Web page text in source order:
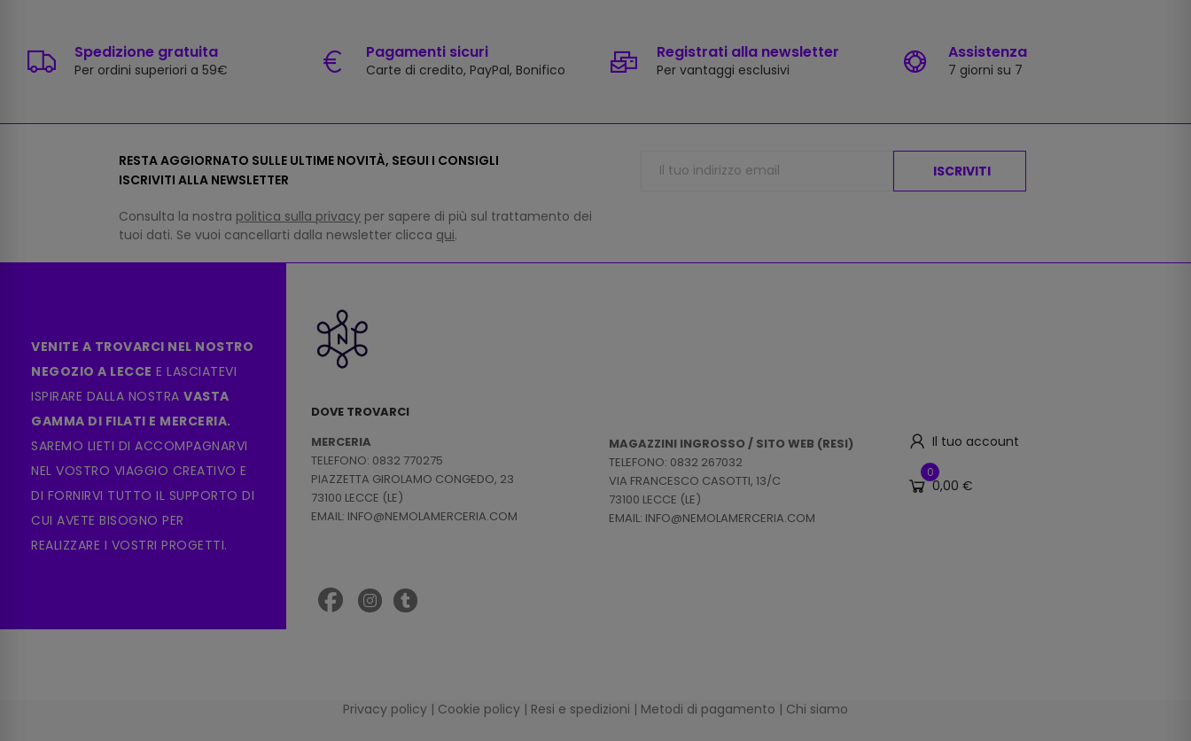
Spedizione gratuita
Per ordini superiori a 59€
Pagamenti sicuri
Carte di credito, PayPal, Bonifico
Registrati alla newsletter
Per vantaggi esclusivi
Assistenza
7 giorni su 7
RESTA AGGIORNATO SULLE ULTIME NOVITÀ, SEGUI I CONSIGLI
ISCRIVITI ALLA NEWSLETTER
Consulta la nostra politica sulla privacy per sapere di più sul trattamento dei
tuoi dati. Se vuoi cancellarti dalla newsletter clicca qui.
ISCRIVITI
VENITE A TROVARCI NEL NOSTRO
NEGOZIO A LECCE E LASCIATEVI
ISPIRARE DALLA NOSTRA VASTA
GAMMA DI FILATI E MERCERIA.
SAREMO LIETI DI ACCOMPAGNARVI
NEL VOSTRO VIAGGIO CREATIVO E
DI FORNIRVI TUTTO IL SUPPORTO DI
CUI AVETE BISOGNO PER
REALIZZARE I VOSTRI PROGETTI.
DOVE TROVARCI
MERCERIA
TELEFONO: 0832 770275
PIAZZETTA GIROLAMO CONGEDO, 23
73100 LECCE (LE)
EMAIL: INFO@NEMOLAMERCERIA.COM
MAGAZZINI INGROSSO / SITO WEB (RESI)
TELEFONO: 0832 267032
VIA FRANCESCO CASOTTI, 13/C
73100 LECCE (LE)
EMAIL: INFO@NEMOLAMERCERIA.COM
Il tuo account
0
0,00 €
Privacy policy | Cookie policy | Resi e spedizioni | Metodi di pagamento | Chi siamo